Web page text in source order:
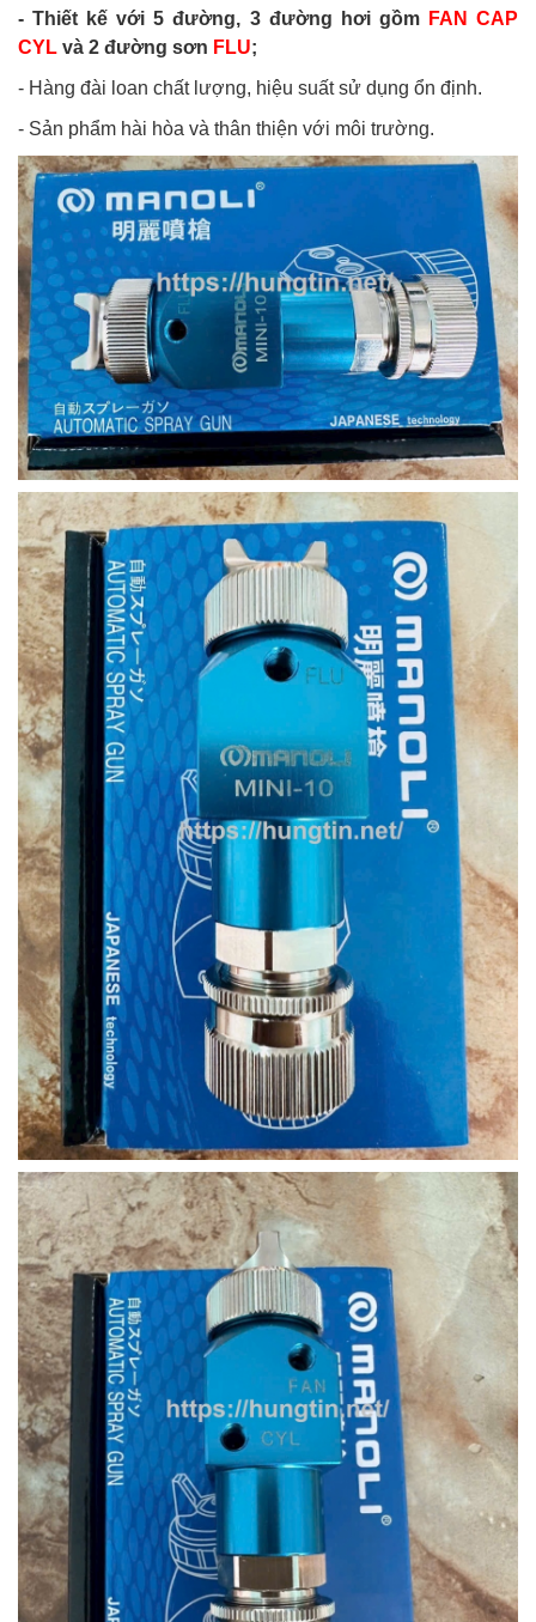
- Thiết kế với 5 đường, 3 đường hơi gồm FAN CAP
CYL và 2 đường sơn FLU;
- Hàng đài loan chất lượng, hiệu suất sử dụng ổn định.
- Sản phẩm hài hòa và thân thiện với môi trường.